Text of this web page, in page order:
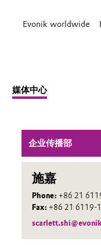
Evonik worldwide
媒体中心
企业传播部
施嘉
Phone: +86 21
Fax: +86 21 6119-